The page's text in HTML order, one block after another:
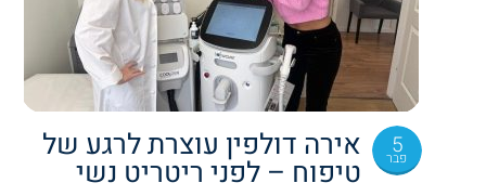
5
פבר אירה דולפין עוצרת לרגע של
טיפוח – לפני ריטריט נשי